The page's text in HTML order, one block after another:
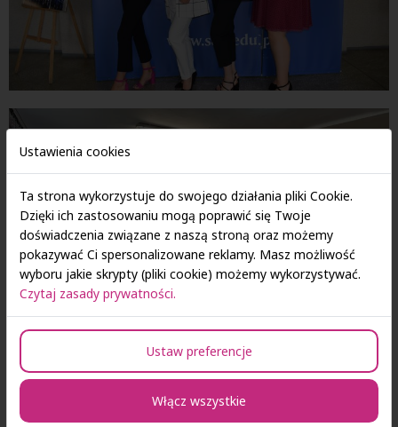
Bełchatów
Ustawienia cookies
Ta strona wykorzystuje do swojego działania pliki Cookie.
Dzięki ich zastosowaniu mogą poprawić się Twoje
doświadczenia związane z naszą stroną oraz możemy
pokazywać Ci spersonalizowane reklamy. Masz możliwość
wyboru jakie skrypty (pliki cookie) możemy wykorzystywać.
Czytaj zasady prywatności.
Ustaw preferencje
Włącz wszystkie